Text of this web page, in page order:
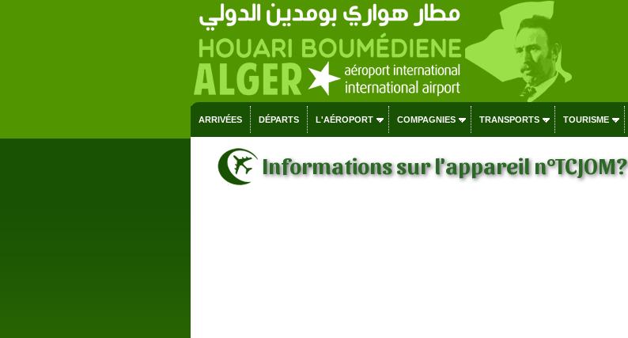
ARRIVÉES DÉPARTS L'AÉROPORT COMPAGNIES TRANSPORTS TOURISME
Informations sur l'appareil n°TCJOM?